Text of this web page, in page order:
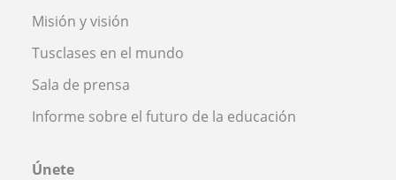
Misión y visión
Tusclases en el mundo
Sala de prensa
Informe sobre el futuro de la educación
Únete